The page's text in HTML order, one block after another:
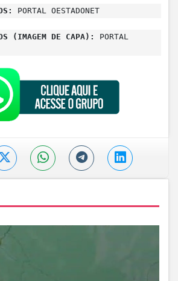
PORTAL OESTADONET
(IMAGEM DE CAPA):
PORTAL